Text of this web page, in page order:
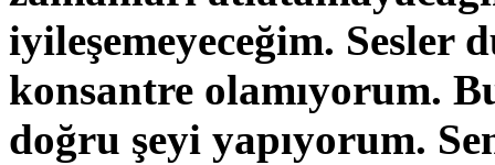
iyileşemeyeceğim. Sesler
konsantre olamıyorum.
doğru şeyi yapıyorum.